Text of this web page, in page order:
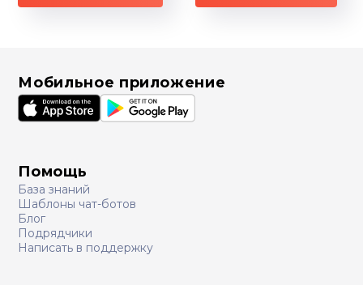
Помощь
База знаний
Шаблоны чат-ботов
Блог
Подрядчики
Написать в поддержку
Мобильное приложение